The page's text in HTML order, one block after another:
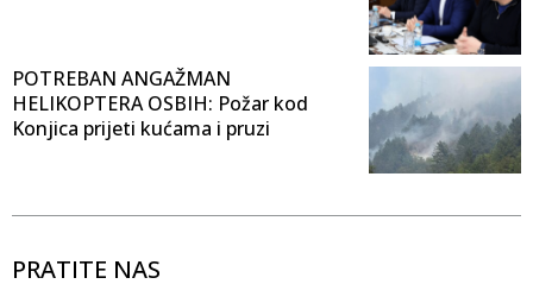
POTREBAN ANGAŽMAN
HELIKOPTERA OSBIH: Požar kod
Konjica prijeti kućama i pruzi
PRATITE NAS